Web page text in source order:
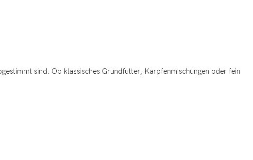
sind. Ob klassisches Grundfutter, Karpfenmischungen oder fein